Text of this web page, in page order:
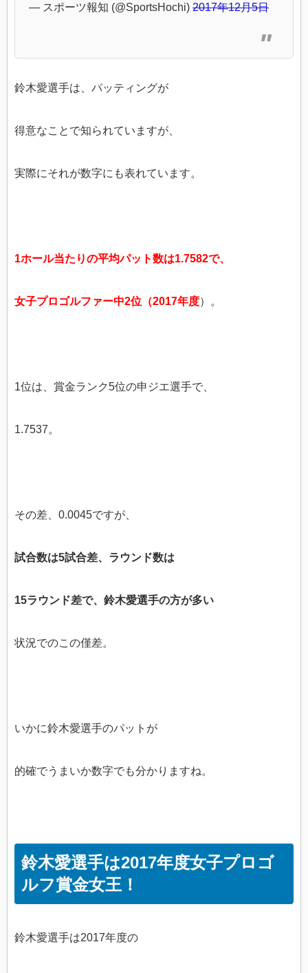
— スポーツ報知 (@SportsHochi) 2017年12月5日
鈴木愛選手は、パッティングが
得意なことで知られていますが、
実際にそれが数字にも表れています。
1ホール当たりの平均パット数は1.7582で、
女子プロゴルファー中2位（2017年度）。
1位は、賞金ランク5位の申ジエ選手で、
1.7537。
その差、0.0045ですが、
試合数は5試合差、ラウンド数は
15ラウンド差で、鈴木愛選手の方が多い
状況でのこの僅差。
いかに鈴木愛選手のパットが
的確でうまいか数字でも分かりますね。
鈴木愛選手は2017年度女子プロゴ
ルフ賞金女王！
鈴木愛選手は2017年度の